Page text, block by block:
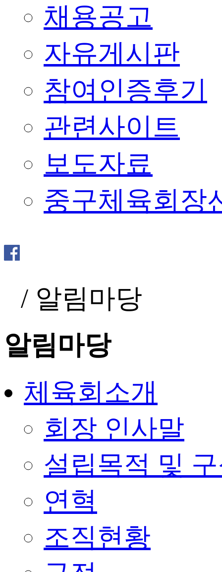
채용공고
자유게시판
참여인증후기
관련사이트
보도자료
중구체육회장
/ 알림마당
알림마당
체육회소개
회장 인사말
설립목적 및
연혁
조직현황